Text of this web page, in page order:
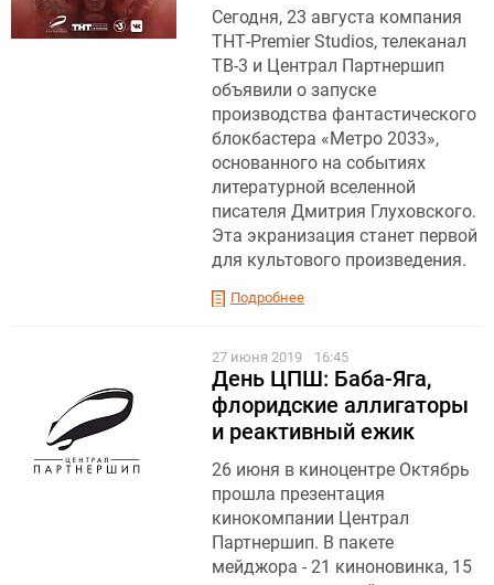
Сегодня, 23 августа компания
ТНТ-Premier Studios, телеканал
ТВ-3 и Централ Партнершип
объявили о запуске
производства фантастического
блокбастера «Метро 2033»,
основанного на событиях
литературной вселенной
писателя Дмитрия Глуховского.
Эта экранизация станет первой
для культового произведения.
Подробнее
27 июня 2019 16:45
День ЦПШ: Баба-Яга,
флоридские аллигаторы
и реактивный ежик
26 июня в киноцентре Октябрь
прошла презентация
кинокомпании Централ
Партнершип. В пакете
мейджора - 21 киноновинка, 15